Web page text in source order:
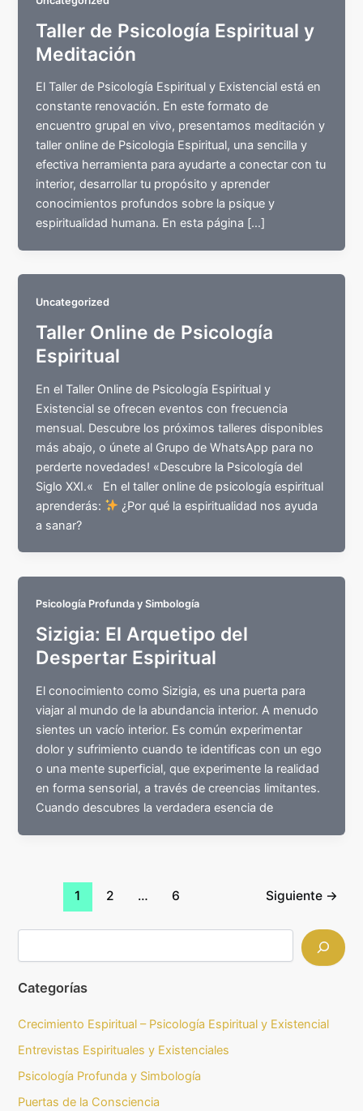
Taller de Psicología Espiritual y
Meditación
El Taller de Psicología Espiritual y Existencial está en
constante renovación. En este formato de
encuentro grupal en vivo, presentamos meditación y
taller online de Psicologia Espiritual, una sencilla y
efectiva herramienta para ayudarte a conectar con tu
interior, desarrollar tu propósito y aprender
conocimientos profundos sobre la psique y
espiritualidad humana. En esta página […]
Uncategorized
Taller Online de Psicología
Espiritual
En el Taller Online de Psicología Espiritual y
Existencial se ofrecen eventos con frecuencia
mensual. Descubre los próximos talleres disponibles
más abajo, o únete al Grupo de WhatsApp para no
perderte novedades! «Descubre la Psicología del
Siglo XXI.« En el taller online de psicología espiritual
aprenderás:
¿Por qué la espiritualidad nos ayuda
a sanar?
Psicología Profunda y Simbología
Sizigia: El Arquetipo del
Despertar Espiritual
El conocimiento como Sizigia, es una puerta para
viajar al mundo de la abundancia interior. A menudo
sientes un vacío interior. Es común experimentar
dolor y sufrimiento cuando te identificas con un ego
o una mente superficial, que experimente la realidad
en forma sensorial, a través de creencias limitantes.
Cuando descubres la verdadera esencia de
1 2 … 6 Siguiente →
Categorías
Crecimiento Espiritual – Psicología Espiritual y Existencial
Entrevistas Espirituales y Existenciales
Psicología Profunda y Simbología
Puertas de la Consciencia